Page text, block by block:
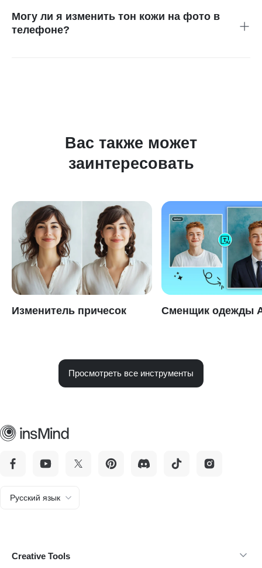
и лица или подкорректировать загар на руках для более
ровного вида.
Могу ли я изменить тон кожи на фото в
телефоне?
Вас также может
заинтересовать
Изменитель причесок Сменщик одежды
Просмотреть все инструменты
Русский язык
Creative Tools